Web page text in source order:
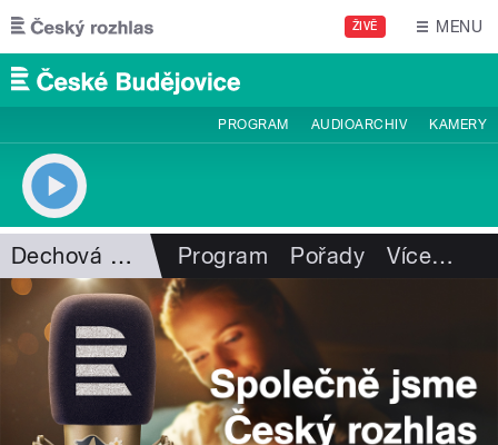
Přejít k hlavnímu obsahu
ŽIVĚ MENU
PROGRAM AUDIOARCHIV KAMERY
Dechová hudba Program Pořady Více…